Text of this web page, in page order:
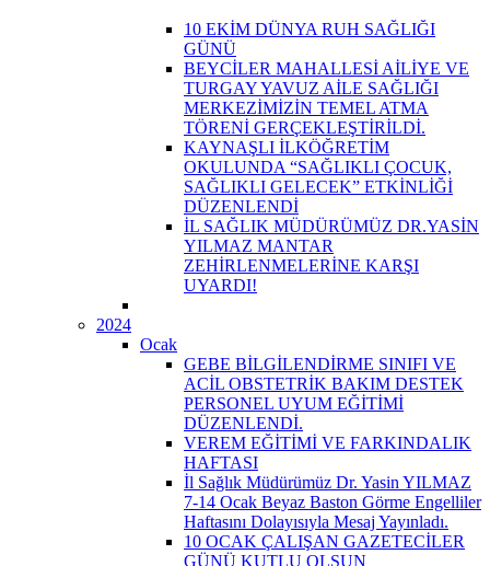
10 EKİM DÜNYA RUH SAĞLIĞI
GÜNÜ
BEYCİLER MAHALLESİ AİLİYE VE
TURGAY YAVUZ AİLE SAĞLIĞI
MERKEZİMİZİN TEMEL ATMA
TÖRENİ GERÇEKLEŞTİRİLDİ.
KAYNAŞLI İLKÖĞRETİM
OKULUNDA “SAĞLIKLI ÇOCUK,
SAĞLIKLI GELECEK” ETKİNLİĞİ
DÜZENLENDİ
İL SAĞLIK MÜDÜRÜMÜZ DR.YASİN
YILMAZ MANTAR
ZEHİRLENMELERİNE KARŞI
UYARDI!
2024
Ocak
GEBE BİLGİLENDİRME SINIFI VE
ACİL OBSTETRİK BAKIM DESTEK
PERSONEL UYUM EĞİTİMİ
DÜZENLENDİ.
VEREM EĞİTİMİ VE FARKINDALIK
HAFTASI
İl Sağlık Müdürümüz Dr. Yasin YILMAZ
7-14 Ocak Beyaz Baston Görme Engelliler
Haftasını Dolayısıyla Mesaj Yayınladı.
10 OCAK ÇALIŞAN GAZETECİLER
GÜNÜ KUTLU OLSUN